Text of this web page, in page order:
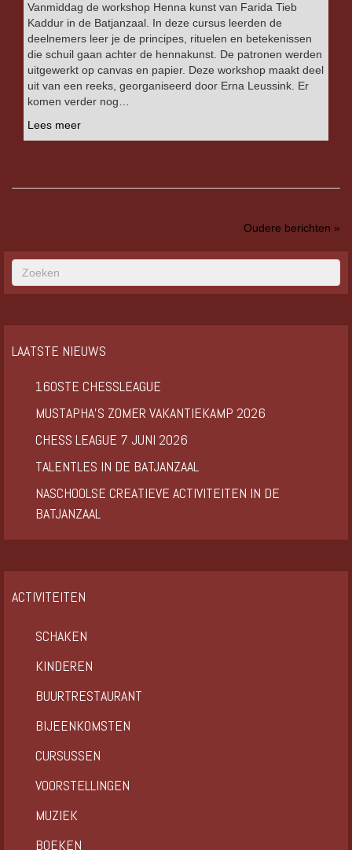
Vanmiddag de workshop Henna kunst van Farida Tieb
Kaddur in de Batjanzaal. In deze cursus leerden de
deelnemers leer je de principes, rituelen en betekenissen
die schuil gaan achter de hennakunst. De patronen werden
uitgewerkt op canvas en papier. Deze workshop maakt deel
uit van een reeks, georganiseerd door Erna Leussink. Er
komen verder nog…
Lees meer
Oudere berichten »
LAATSTE NIEUWS
160STE CHESSLEAGUE
MUSTAPHA’S ZOMER VAKANTIEKAMP 2026
CHESS LEAGUE 7 JUNI 2026
TALENTLES IN DE BATJANZAAL
NASCHOOLSE CREATIEVE ACTIVITEITEN IN DE
BATJANZAAL
ACTIVITEITEN
SCHAKEN
KINDEREN
BUURTRESTAURANT
BIJEENKOMSTEN
CURSUSSEN
VOORSTELLINGEN
MUZIEK
BOEKEN